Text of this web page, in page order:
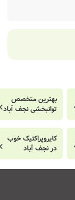
بهترین متخصص
توانبخشی نجف آباد
کایروپراکتیک خوب
در نجف آباد